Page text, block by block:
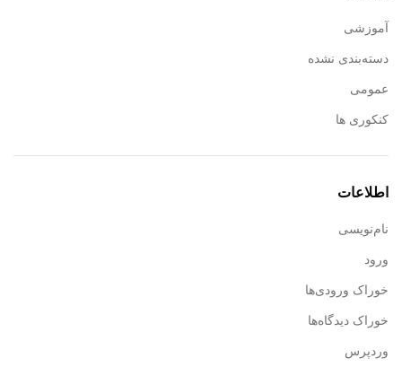
آموزشی
دسته‌بندی نشده
عمومی
کنکوری ها
اطلاعات
نام‌نویسی
ورود
خوراک ورودی‌ها
خوراک دیدگاه‌ها
وردپرس